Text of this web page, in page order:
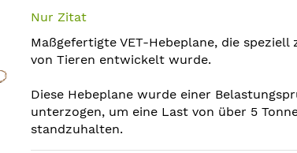
Nur Zitat
Maßgefertigte VET-Hebeplane, die speziell
von Tieren entwickelt wurde.
Diese Hebeplane wurde einer
unterzogen, um eine Last von über 5
standzuhalten.